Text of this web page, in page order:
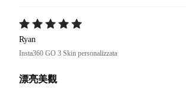
Ryan
Insta360 GO 3 Skin personalizzata
漂亮美觀